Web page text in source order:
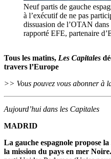
Neuf partis de gauche
à l’exécutif de ne pas
dissuasion de l’OTAN
rapporté EFE, partenaire
Tous les matins, Les Capitales
travers l’Europe
>> Vous pouvez vous abonner à
Aujourd’hui dans les Capitales
MADRID
La gauche espagnole propose
la mission du pays en mer Noire.